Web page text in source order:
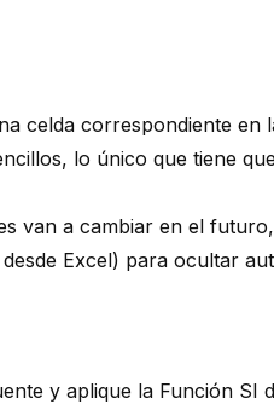
celda correspondiente en
lo único que tiene
van a cambiar en el
Excel) para ocultar
y aplique la Función SI